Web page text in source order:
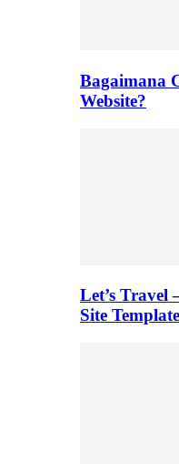
Bagaimana
Website?
Let’s Travel
Site Template